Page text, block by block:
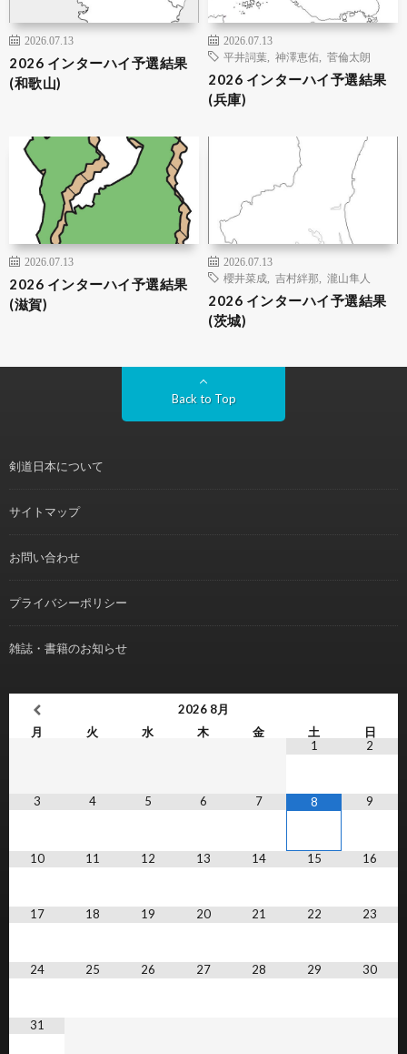
2026.07.13
2026 インターハイ予選結果
(和歌山)
2026.07.13
平井詞葉
神澤恵佑 菅倫太朗
2026 インターハイ予選結果
(兵庫)
2026.07.13
2026 インターハイ予選結果
(滋賀)
2026.07.13
櫻井菜成
吉村絆那 瀧山隼人
2026 インターハイ予選結果
(茨城)
Back to Top
剣道日本について
サイトマップ
お問い合わせ
プライバシーポリシー
雑誌・書籍のお知らせ
2026 8月
月
火 水 木 金 土
日
1
2
3 4 5 6 7 8 9
10 11 12 13 14 15 16
17 18 19 20 21 22 23
24 25 26 27 28 29 30
31